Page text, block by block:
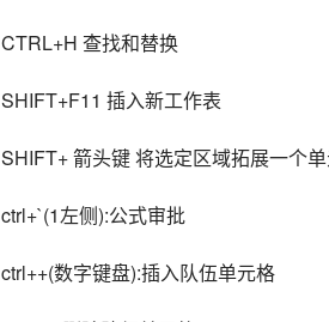
CTRL+H 查找和替换
SHIFT+F11 插入新工作表
SHIFT+ 箭头键 将选定区域拓展一个
ctrl+`(1左侧):公式审批
ctrl++(数字键盘):插入队伍单元格